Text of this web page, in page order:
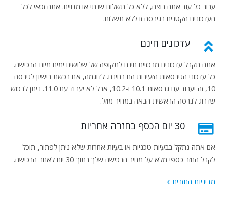
עבור כל עוד אתה רוצה, ללא כל תשלום שנתי או מנויים. אתה זכאי לכל
העדכונים הקטנים בגירסה זו ללא תשלום.
עדכונים חינם
אתה תקבל עדכונים מרכזיים חינם לתקופה של שלושים ימים מיום הרכישה.
כל עדכוני הגירסאות הזעירות הם בחינם. לדוגמה, אם רכשת רישיון לגירסה
10, זה יעבוד עם גרסאות 10.1 ו-10.2, אבל לא יעבוד עם 11.0. ניתן לרכוש
שדרוג לגרסה הראשית הבאה במחיר מוזל.
30 יום הכסף בחזרה אחריות
אם אתה נתקל בבעיות טכניות או בעיות אחרות שלא ניתן לפתור, תוכל
לקבל החזר כספי מלא על מחיר הרכישה שלך בתוך 30 יום לאחר הרכישה.
מדיניות החזרים